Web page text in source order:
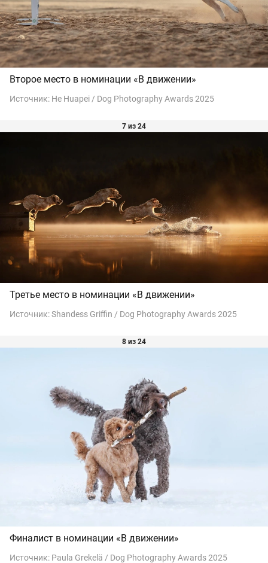
Второе место в номинации «В движении»
Источник: He Huapei / Dog Photography Awards 2025
7 из 24
Третье место в номинации «В движении»
Источник:Shandess Griffin / Dog Photography Awards 2025
8 из 24
Финалист в номинации «В движении»
Источник: Paula Grekelä / Dog Photography Awards 2025